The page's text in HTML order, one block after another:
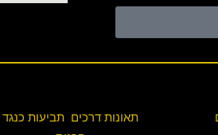
תאונות דרכים תביעות כנגד